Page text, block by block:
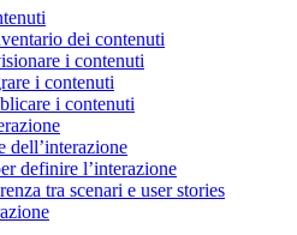
dei contenuti
i contenuti
i contenuti
i contenuti
dell’interazione
definire l’interazione
tra scenari e user stories